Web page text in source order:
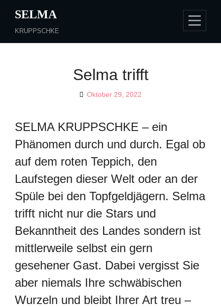
content
SELMA
KRUPPSCHKE
Selma trifft
By Oktober 29, 2022
SELMA KRUPPSCHKE – ein
Phänomen durch und durch. Egal ob
auf dem roten Teppich, den
Laufstegen dieser Welt oder an der
Spüle bei den Topfgeldjägern. Selma
trifft nicht nur die Stars und
Bekanntheit des Landes sondern ist
mittlerweile selbst ein gern
gesehener Gast. Dabei vergisst Sie
aber niemals Ihre schwäbischen
Wurzeln und bleibt Ihrer Art treu –